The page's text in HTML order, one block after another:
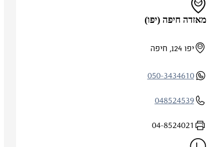
מאזדה חיפה (יפו)
יפו 124, חיפה
050-3434610
048524539
04-8524021